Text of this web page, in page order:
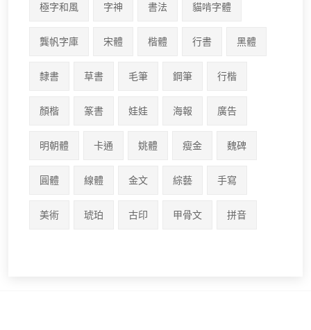
極字和風 字神 書法 貓啃字體
龔帆字庫 宋體 楷體 行書 黑體
隸書 草書 毛筆 鋼筆 行楷
顏楷 篆書 娃娃 海報 廣告
明朝體 卡通 姚體 瘦金 魏碑
圓體 線體 金文 綜藝 手寫
美術 琥珀 古印 甲骨文 拼音